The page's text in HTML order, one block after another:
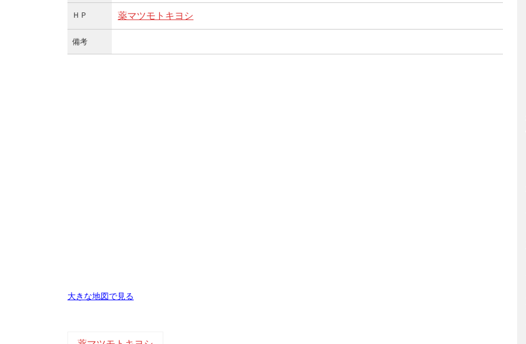
ＨＰ 薬マツモトキヨシ
備考
大きな地図で見る